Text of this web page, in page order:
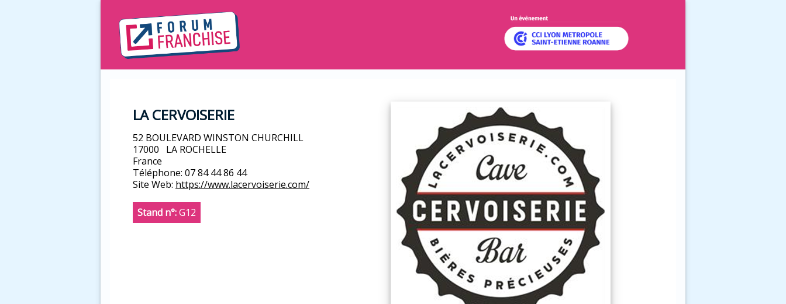
LA CERVOISERIE
52 BOULEVARD WINSTON CHURCHILL
17000
LA ROCHELLE
France
Téléphone: 07 84 44 86 44
Site Web: https://www.lacervoiserie.com/
Stand n°:G12